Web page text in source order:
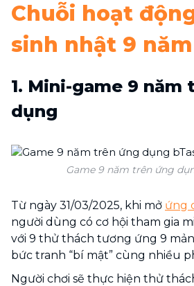
Chuỗi hoạt
sinh nhật 9 năm
1. Mini-game 9 năm
dụng
Game 9 năm trên ứng
Từ ngày 31/03/2025, khi mở ứng
người dùng có cơ hội tham gia
với 9 thử thách tương ứng 9
bức tranh “bí mật” cùng nhiều
Người chơi sẽ thực hiện thử